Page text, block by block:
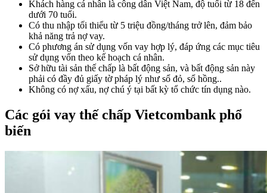
Khách hàng cá nhân là công dân Việt Nam, độ tuổi từ 18 đến
dưới 70 tuổi.
Có thu nhập tối thiểu từ 5 triệu đồng/tháng trở lên, đảm bảo
khả năng trả nợ vay.
Có phương án sử dụng vốn vay hợp lý, đáp ứng các mục tiêu
sử dụng vốn theo kế hoạch cá nhân.
Sở hữu tài sản thế chấp là bất động sản, và bất động sản này
phải có đầy đủ giấy tờ pháp lý như sổ đỏ, sổ hồng..
Không có nợ xấu, nợ chú ý tại bất kỳ tổ chức tín dụng nào.
Các gói vay thế chấp Vietcombank phổ
biến